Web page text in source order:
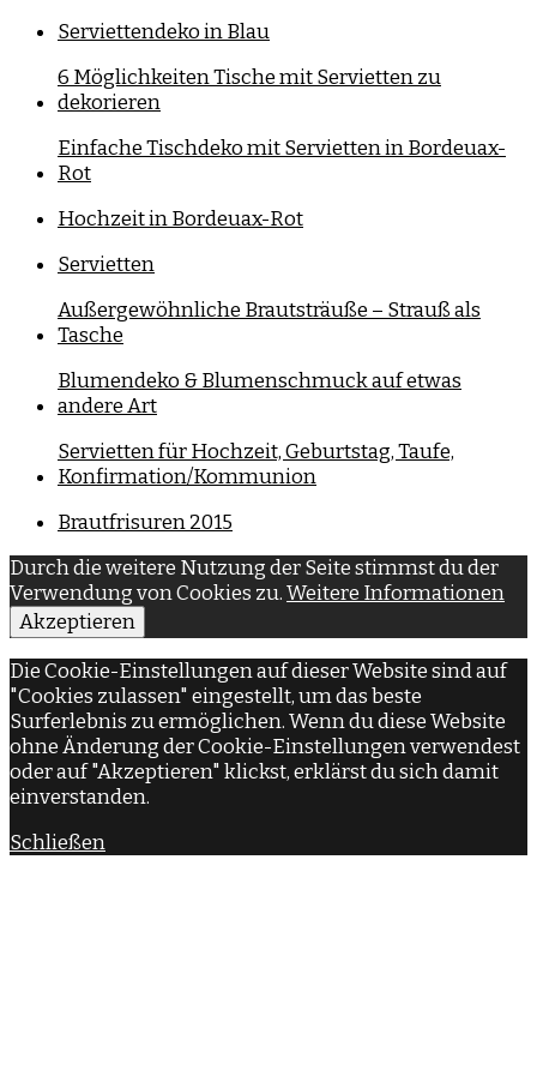
Serviettendeko in Blau
6 Möglichkeiten Tische mit Servietten zu
dekorieren
Einfache Tischdeko mit Servietten in Bordeuax-
Rot
Hochzeit in Bordeuax-Rot
Servietten
Außergewöhnliche Brautsträuße – Strauß als
Tasche
Blumendeko & Blumenschmuck auf etwas
andere Art
Servietten für Hochzeit, Geburtstag, Taufe,
Konfirmation/Kommunion
Brautfrisuren 2015
Durch die weitere Nutzung der Seite stimmst du der
Verwendung von Cookies zu.Weitere Informationen
Akzeptieren
Die Cookie-Einstellungen auf dieser Website sind auf
"Cookies zulassen" eingestellt, um das beste
Surferlebnis zu ermöglichen. Wenn du diese Website
ohne Änderung der Cookie-Einstellungen verwendest
oder auf "Akzeptieren" klickst, erklärst du sich damit
einverstanden.
Schließen